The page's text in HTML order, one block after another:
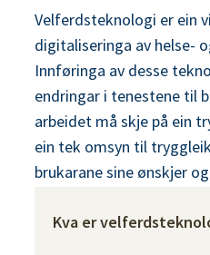
Velferdsteknologi er ein
digitaliseringa av helse-
Innføringa av desse
endringar i tenestene til
arbeidet må skje på ein
ein tek omsyn til
brukarane sine ønskjer
Kva er